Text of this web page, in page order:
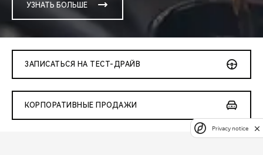
УЗНАТЬ БОЛЬШЕ
ЗАПИСАТЬСЯ НА ТЕСТ-ДРАЙВ
КОРПОРАТИВНЫЕ ПРОДАЖИ
Privacy notice